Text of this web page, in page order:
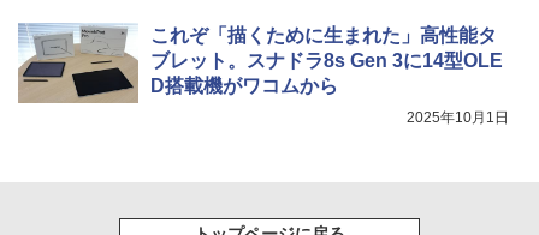
これぞ「描くために生まれた」高性能タ
ブレット。スナドラ8s Gen 3に14型OLE
D搭載機がワコムから
2025年10月1日